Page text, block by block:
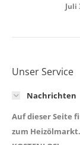
Juli
Unser Service
Nachrichten
Auf dieser Seite
zum